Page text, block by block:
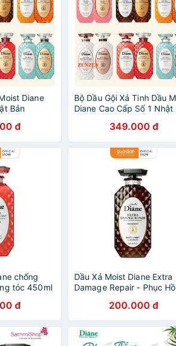
Diane
Bản
đ
Bộ Dầu Gội Xả Tinh Dầu
Diane Cao Cấp Số 1 Nhật
349.000 đ
chống
tóc 450ml
đ
Dầu Xả Moist Diane Extra
Damage Repair - Phục
200.000 đ